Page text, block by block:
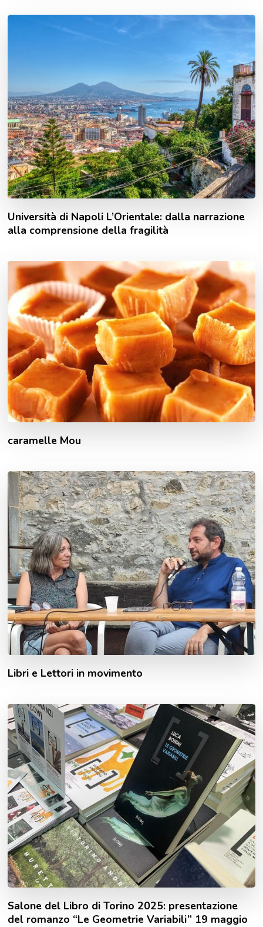
Università di Napoli L’Orientale: dalla narrazione
alla comprensione della fragilità
caramelle Mou
Libri e Lettori in movimento
Salone del Libro di Torino 2025: presentazione
del romanzo “Le Geometrie Variabili” 19 maggio